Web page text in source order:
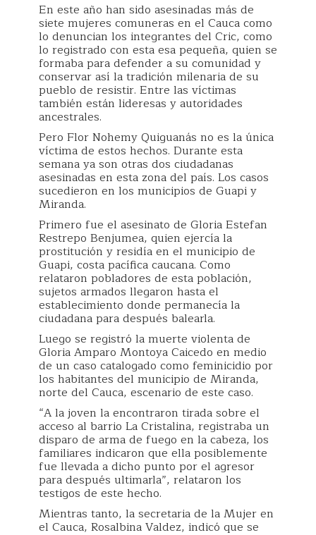
En este año han sido asesinadas más de
siete mujeres comuneras en el Cauca como
lo denuncian los integrantes del Cric, como
lo registrado con esta esa pequeña, quien se
formaba para defender a su comunidad y
conservar así la tradición milenaria de su
pueblo de resistir. Entre las víctimas
también están lideresas y autoridades
ancestrales.
Pero Flor Nohemy Quiguanás no es la única
víctima de estos hechos. Durante esta
semana ya son otras dos ciudadanas
asesinadas en esta zona del país. Los casos
sucedieron en los municipios de Guapi y
Miranda.
Primero fue el asesinato de Gloria Estefan
Restrepo Benjumea, quien ejercía la
prostitución y residía en el municipio de
Guapi, costa pacífica caucana. Como
relataron pobladores de esta población,
sujetos armados llegaron hasta el
establecimiento donde permanecía la
ciudadana para después balearla.
Luego se registró la muerte violenta de
Gloria Amparo Montoya Caicedo en medio
de un caso catalogado como feminicidio por
los habitantes del municipio de Miranda,
norte del Cauca, escenario de este caso.
“A la joven la encontraron tirada sobre el
acceso al barrio La Cristalina, registraba un
disparo de arma de fuego en la cabeza, los
familiares indicaron que ella posiblemente
fue llevada a dicho punto por el agresor
para después ultimarla”, relataron los
testigos de este hecho.
Mientras tanto, la secretaria de la Mujer en
el Cauca, Rosalbina Valdez, indicó que se